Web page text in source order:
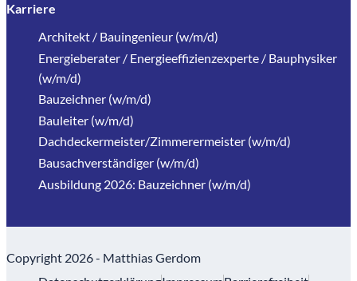
Karriere
Architekt / Bauingenieur (w/m/d)
Energieberater / Energieeffizienzexperte / Bauphysiker
(w/m/d)
Bauzeichner (w/m/d)
Bauleiter (w/m/d)
Dachdeckermeister/Zimmerermeister (w/m/d)
Bausachverständiger (w/m/d)
Ausbildung 2026: Bauzeichner (w/m/d)
Copyright 2026 - Matthias Gerdom